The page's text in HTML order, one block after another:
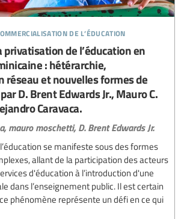
de l’éducation
privatisation de l’éducation en
: hétérarchie,
réseau et nouvelles formes de
D. Brent Edwards Jr., Mauro C.
Caravaca.
mauro moschetti, D. Brent Edwards Jr.
se manifeste sous des formes
allant de la participation des acteurs
d'éducation à l’introduction d'une
dans l’enseignement public. Il est certain
phénomène représente un défi en ce qui